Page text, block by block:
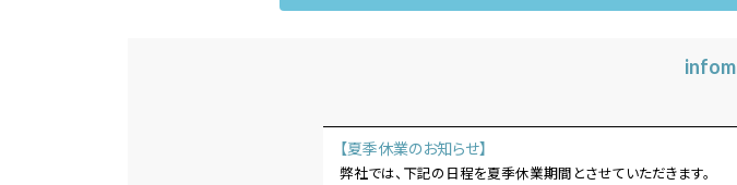
【夏季休業のお知らせ】
弊社では、下記の日程を夏季休業期間とさせていただきます。